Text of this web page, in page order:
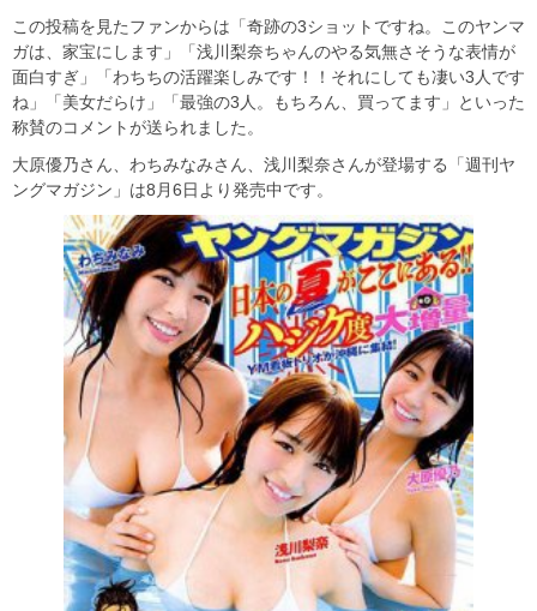
この投稿を見たファンからは「奇跡の3ショットですね。このヤンマ
ガは、家宝にします」「浅川梨奈ちゃんのやる気無さそうな表情が
面白すぎ」「わちちの活躍楽しみです！！それにしても凄い3人です
ね」「美女だらけ」「最強の3人。もちろん、買ってます」といった
称賛のコメントが送られました。
大原優乃さん、わちみなみさん、浅川梨奈さんが登場する「週刊ヤ
ングマガジン」は8月6日より発売中です。